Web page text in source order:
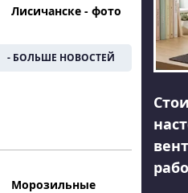
Лисичанске - фото
- БОЛЬШЕ НОВОСТЕЙ
Морозильные